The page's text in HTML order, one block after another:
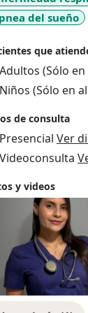
del sueño
que
Adultos (Sólo
Niños (Sólo en
de consulta
Presencial Ver
Videoconsulta
y videos